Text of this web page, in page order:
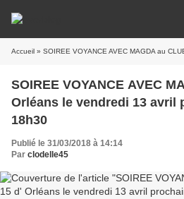
Accueil » SOIREE VOYANCE AVEC MAGDA au CLUB 15 d'
SOIREE VOYANCE AVEC MAGDA au
Orléans le vendredi 13 avril prochain à partir de
18h30
Publié le 31/03/2018 à 14:14
Par clodelle45